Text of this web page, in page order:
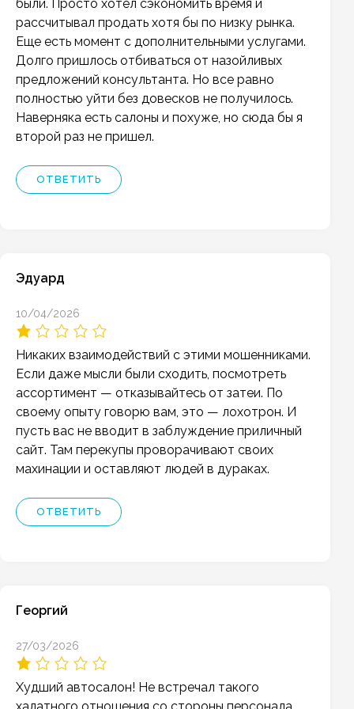
были. Просто хотел сэкономить время и
рассчитывал продать хотя бы по низку рынка.
Еще есть момент с дополнительными услугами.
Долго пришлось отбиваться от назойливых
предложений консультанта. Но все равно
полностью уйти без довесков не получилось.
Наверняка есть салоны и похуже, но сюда бы я
второй раз не пришел.
ОТВЕТИТЬ
Эдуард
10/04/2026
Никаких взаимодействий с этими мошенниками.
Если даже мысли были сходить, посмотреть
ассортимент — отказывайтесь от затеи. По
своему опыту говорю вам, это — лохотрон. И
пусть вас не вводит в заблуждение приличный
сайт. Там перекупы проворачивают своих
махинации и оставляют людей в дураках.
ОТВЕТИТЬ
Георгий
27/03/2026
Худший автосалон! Не встречал такого
халатного отношения со стороны персонала.